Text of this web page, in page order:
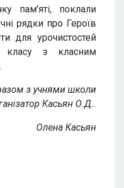
пам’яті, поклали
рядки про Героїв
для урочистостей
класу з класним
з учнями школи
Касьян О.Д..
Олена Касьян